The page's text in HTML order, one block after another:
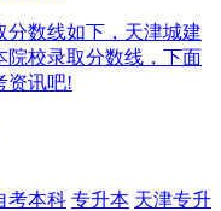
分数线如下，天津城建
院校录取分数线，下面
资讯吧!
考本科 专升本 天津专升